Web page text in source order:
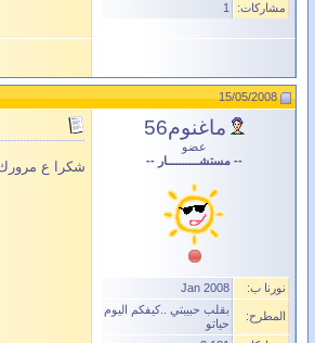
مشاركات:
1
15/05/2008
ماغنوم56
عضو
-- مستشــــــــــار --
نورنا ب: Jan 2008
المطرح:
بقلب حبيبتي ..كيفكم اليوم
حياتو
شكرا ع